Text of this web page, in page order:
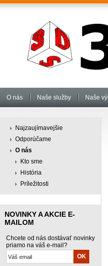
O nás Naše služby Naše
Najzaujímavejšie
Odporúčame
O nás
Kto sme
História
Príležitosti
NOVINKY A AKCIE E-
MAILOM
Chcete od nás dostávať novinky
priamo na váš e-mail?